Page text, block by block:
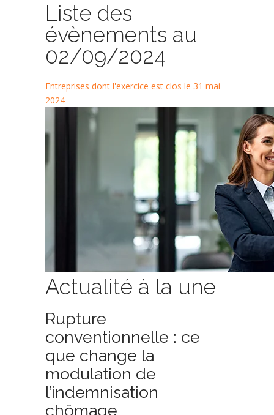
Liste des
évènements au
02/09/2024
Entreprises dont l'exercice est clos le 31 mai
2024
Actualité à la une
Rupture
conventionnelle : ce
que change la
modulation de
l’indemnisation
chômage